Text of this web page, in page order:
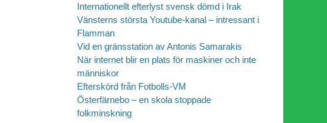
Internationellt efterlyst svensk dömd i Irak
Vänsterns största Youtube-kanal – intressant i
Flamman
Vid en gränsstation av Antonis Samarakis
När internet blir en plats för maskiner och inte
människor
Efterskörd från Fotbolls-VM
Österfärnebo – en skola stoppade
folkminskning